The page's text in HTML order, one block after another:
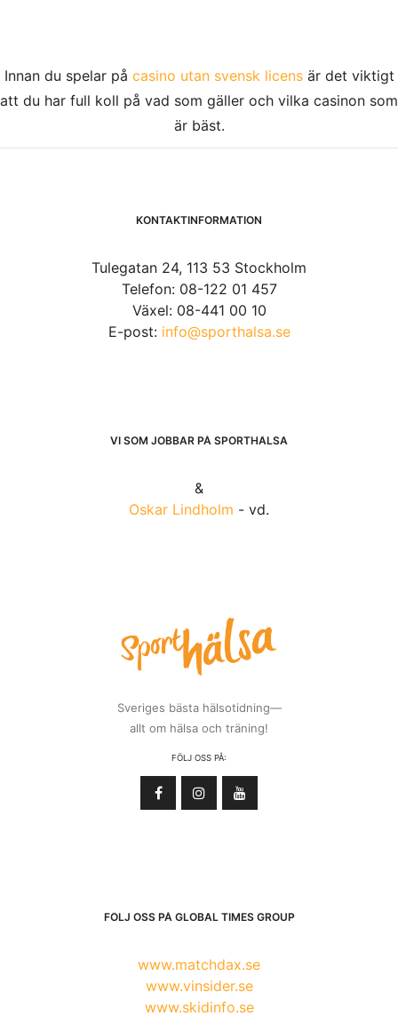
Innan du spelar på casino utan svensk licensär det viktigt
att du har full koll på vad som gäller och vilka casinon som
är bäst.
KONTAKTINFORMATION
Tulegatan 24, 113 53 Stockholm
Telefon: 08-122 01 457
Växel: 08-441 00 10
E-post: info@sporthalsa.se
VI SOM JOBBAR PÅ SPORTHÄLSA
&
Oskar Lindholm - vd.
Sveriges bästa hälsotidning—
allt om hälsa och träning!
FÖLJ OSS PÅ:
FÖLJ OSS PÅ GLOBAL TIMES GROUP
www.matchdax.se
www.vinsider.se
www.skidinfo.se